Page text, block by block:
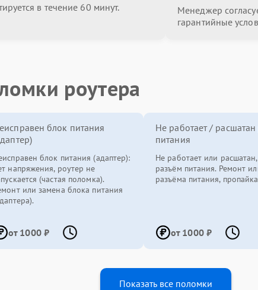
в течение 60 минут.
Менеджер
гарантийные
роутера
блок питания
блок питания (адаптер):
напряжения, роутер не
(частая поломка).
или замена блока питания
от 1000 ₽
Не работает / расшатан
питания
Не работает или
разъём питания. Ремонт
разъёма питания,
от 1000 ₽
Показать все поломки